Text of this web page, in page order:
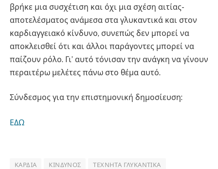
βρήκε μια συσχέτιση και όχι μια σχέση αιτίας-
αποτελέσματος ανάμεσα στα γλυκαντικά και στον
καρδιαγγειακό κίνδυνο, συνεπώς δεν μπορεί να
αποκλεισθεί ότι και άλλοι παράγοντες μπορεί να
παίζουν ρόλο. Γι’ αυτό τόνισαν την ανάγκη να γίνουν
περαιτέρω μελέτες πάνω στο θέμα αυτό.
Σύνδεσμος για την επιστημονική δημοσίευση:
ΕΔΩ
ΚΑΡΔΙΆ ΚΊΝΔΥΝΟΣ ΤΕΧΝΗΤΆ ΓΛΥΚΑΝΤΙΚΆ